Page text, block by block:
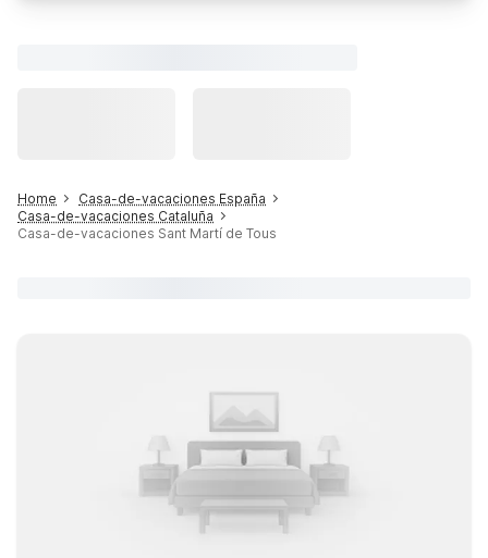
Home
Casa-de-vacaciones España
Casa-de-vacaciones Cataluña
Casa-de-vacaciones Sant Martí de Tous